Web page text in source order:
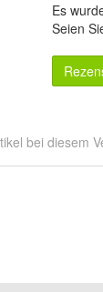
Es
Seien
bei diesem